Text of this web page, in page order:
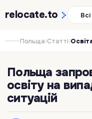
relocate.to
Польща›Статті›
Польща
освіту на
ситуацій